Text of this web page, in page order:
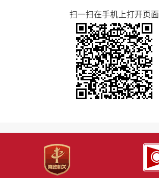
扫一扫在手机上打开页面